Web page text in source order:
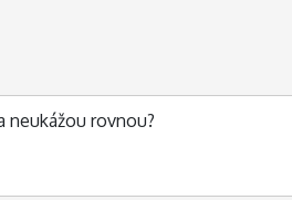
neukážou rovnou?